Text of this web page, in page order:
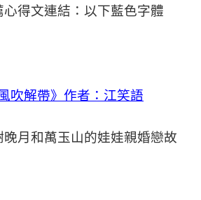
得文連結：以下藍色字體
風吹解帶》作者：江笑語
晚月和萬玉山的娃娃親婚戀故